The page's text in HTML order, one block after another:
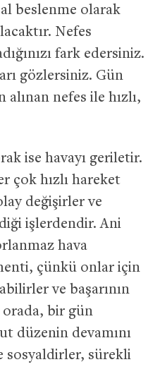
beslenme olarak
Nefes
fark edersiniz.
gözlersiniz. Gün
nefes ile hızlı,
ise havayı geriletir.
çok hızlı hareket
değişirler ve
işlerdendir. Ani
hava
çünkü onlar için
ve başarının
orada, bir gün
düzenin devamını
sosyaldirler, sürekli